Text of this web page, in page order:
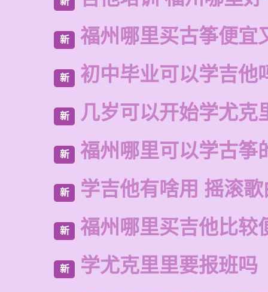
新 福州哪里买古筝便宜
新 初中毕业可以学吉他
新 几岁可以开始学尤克
新 福州哪里可以学古筝
新 学吉他有啥用 摇滚歌
新 福州哪里买吉他比较
新 学尤克里里要报班吗